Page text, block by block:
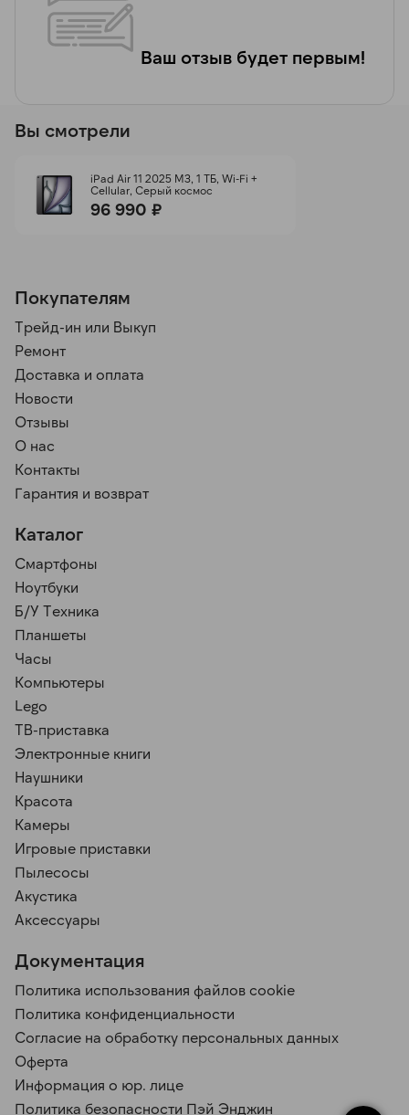
Ваш отзыв будет первым!
Вы смотрели
iPad Air 11 2025 M3, 1 ТБ, Wi-Fi +
Cellular, Серый космос
96 990 ₽
Покупателям
Трейд-ин или Выкуп
Ремонт
Доставка и оплата
Новости
Отзывы
О нас
Контакты
Гарантия и возврат
Каталог
Смартфоны
Ноутбуки
Б/У Техника
Планшеты
Часы
Компьютеры
Lego
ТВ-приставка
Электронные книги
Наушники
Красота
Камеры
Игровые приставки
Пылесосы
Акустика
Аксессуары
Документация
Политика использования файлов cookie
Политика конфиденциальности
Согласие на обработку персональных данных
Оферта
Информация о юр. лице
Политика безопасности Пэй Энджин